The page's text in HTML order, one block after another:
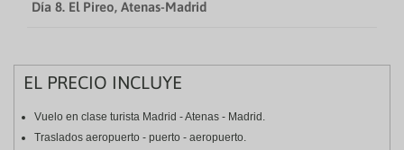
Día 8. El Pireo, Atenas-Madrid
EL PRECIO INCLUYE
Vuelo en clase turista Madrid - Atenas - Madrid.
Traslados aeropuerto - puerto - aeropuerto.